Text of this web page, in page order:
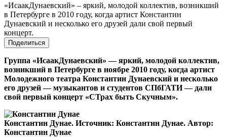
«ИсаакДунаевский» – яркий, молодой коллектив, возникший
в Петербурге в 2010 году, когда артист Константин
Дунаевский и несколько его друзей дали свой первый
концерт.
Поделиться
Группа «ИсаакДунаевский» —яркий, молодой коллектив,
возникший в Петербурге в ноябре 2010 году, когда артист
Молодежного театра Константин Дунаевский и несколько
его друзей — музыкантов и студентов СПбГАТИ — дали
свой первый концерт «СТрах быть Скучным».
Константин Дунае. Источник: Константин Дунае. Автор:
Константин Дунае